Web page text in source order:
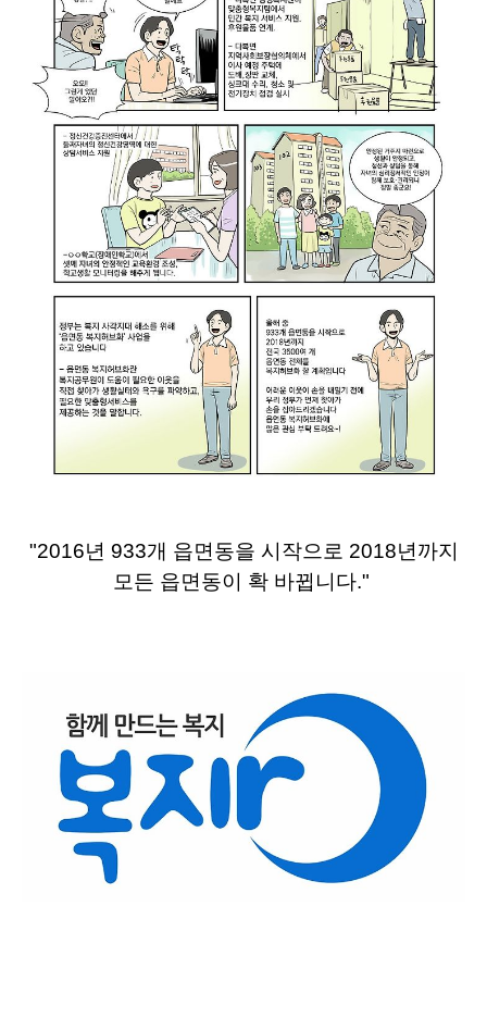
"2016년 933개 읍면동을 시작으로 2018년까지
모든 읍면동이 확 바뀝니다."